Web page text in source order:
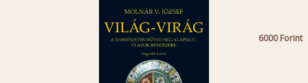
6000